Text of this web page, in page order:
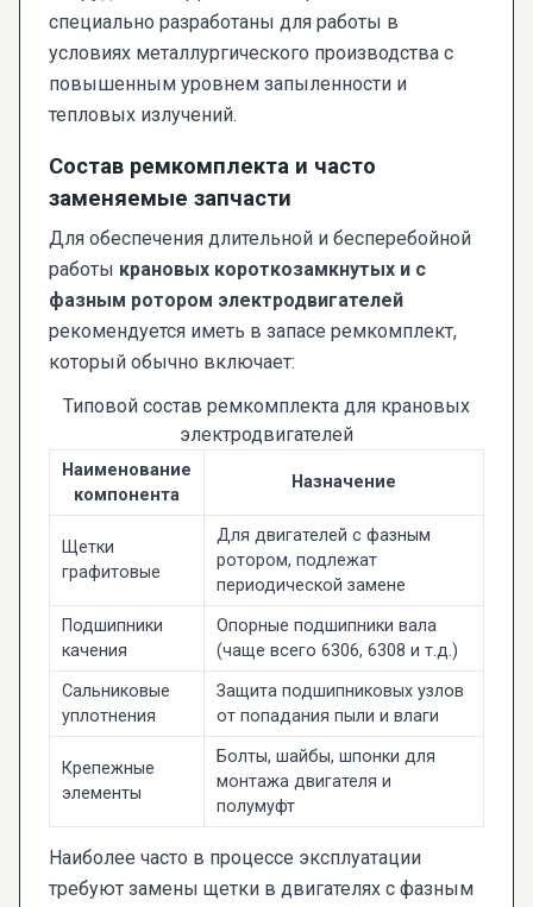
специально разработаны для работы в
условиях металлургического производства с
повышенным уровнем запыленности и
тепловых излучений.
Состав ремкомплекта и часто
заменяемые запчасти
Для обеспечения длительной и бесперебойной
работы крановых короткозамкнутых и с
фазным ротором электродвигателей
рекомендуется иметь в запасе ремкомплект,
который обычно включает:
Типовой состав ремкомплекта для крановых
электродвигателей
Наименование
компонента
Назначение
Щетки
графитовые
Для двигателей с фазным
ротором, подлежат
периодической замене
Подшипники
качения
Опорные подшипники вала
(чаще всего 6306, 6308 и т.д.)
Сальниковые
уплотнения
Защита подшипниковых узлов
от попадания пыли и влаги
Крепежные
элементы
Болты, шайбы, шпонки для
монтажа двигателя и
полумуфт
Наиболее часто в процессе эксплуатации
требуют замены щетки в двигателях с фазным